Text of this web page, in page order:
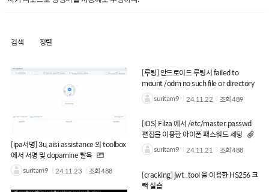
검색 정렬
[ipa서명] 3u, aisi assistance 의 toolbox
에서 서명 및 dopamine 탈옥
suritam9 24.11.23 조회488
[루팅] 안드로이드 루팅시 failed to
mount /odm no such file or directory
suritam9 24.11.22 조회489
[iOS] Filza 에서 /etc/master.passwd
편집을 이용한 아이폰 패스워드 세팅
suritam9 24.11.21 조회488
[cracking] jwt_tool 을 이용한 HS256 크
랙 실습